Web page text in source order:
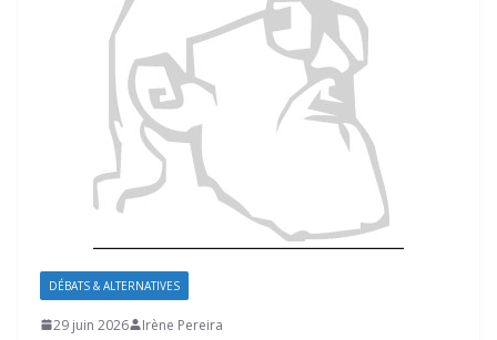
DÉBATS & ALTERNATIVES
29 juin 2026 Irène Pereira